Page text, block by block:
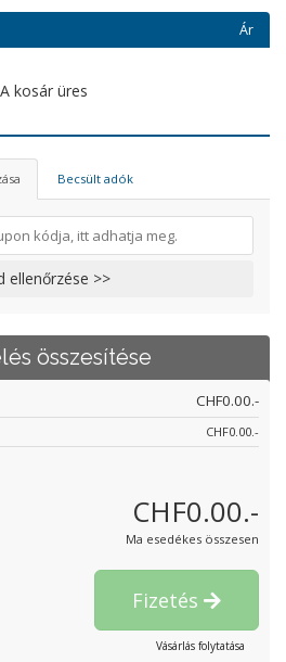
Ár
A kosár üres
Becsült adók
ellenőrzése >>
összesítése
CHF0.00.-
CHF0.00.-
CHF0.00.-
Ma esedékes összesen
Fizetés
Vásárlás folytatása